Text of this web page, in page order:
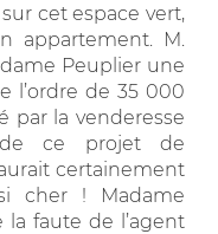
cet espace vert,
appartement. M.
Peuplier une
l’ordre de 35 000
par la venderesse
ce projet de
certainement
cher ! Madame
la faute de l’agent